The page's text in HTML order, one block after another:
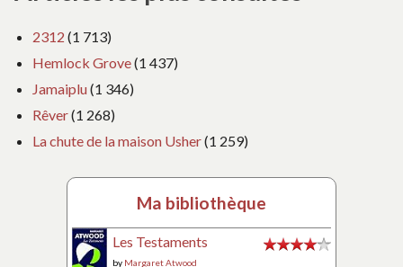
2312 (1 713)
Hemlock Grove(1 437)
Jamaiplu(1 346)
Rêver(1 268)
La chute de la maison Usher(1 259)
Ma bibliothèque
Les Testaments
by Margaret Atwood